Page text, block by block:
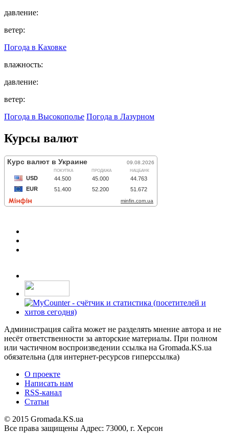
давление:
ветер:
Погода в Каховке
влажность:
давление:
ветер:
Погода в Высокополье Погода в Лазурном
Курсы валют
Администрация сайта может не разделять мнение автора и не
несёт ответственности за авторские материалы. При полном
или частичном воспроизведении ссылка на Gromada.KS.ua
обязательна (для интернет-ресурсов гиперссылка)
О проекте
Написать нам
RSS-канал
Статьи
© 2015 Gromada.KS.ua
Все права защищены Адрес: 73000, г. Херсон